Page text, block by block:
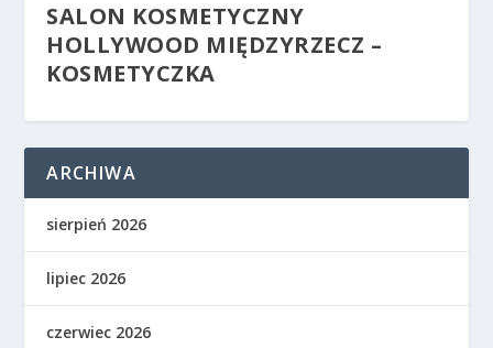
SALON KOSMETYCZNY
HOLLYWOOD MIĘDZYRZECZ –
KOSMETYCZKA
ARCHIWA
sierpień 2026
lipiec 2026
czerwiec 2026